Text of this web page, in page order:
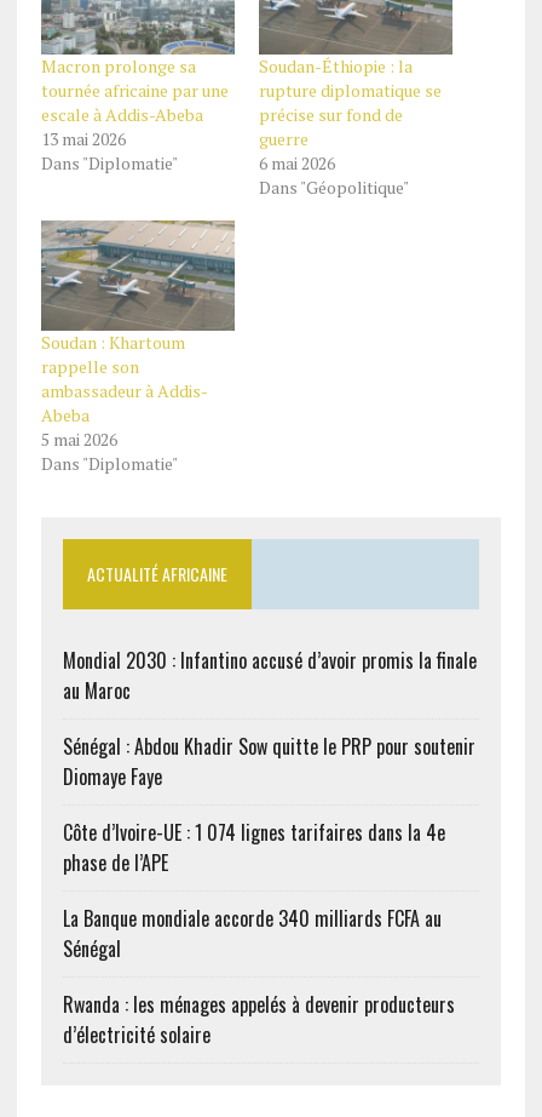
Macron prolonge sa
tournée africaine par une
escale à Addis-Abeba
13 mai 2026
Dans "Diplomatie"
Soudan-Éthiopie : la
rupture diplomatique se
précise sur fond de
guerre
6 mai 2026
Dans "Géopolitique"
Soudan : Khartoum
rappelle son
ambassadeur à Addis-
Abeba
5 mai 2026
Dans "Diplomatie"
ACTUALITÉ AFRICAINE
Mondial 2030 : Infantino accusé d’avoir promis la finale
au Maroc
Sénégal : Abdou Khadir Sow quitte le PRP pour soutenir
Diomaye Faye
Côte d’Ivoire-UE : 1 074 lignes tarifaires dans la 4e
phase de l’APE
La Banque mondiale accorde 340 milliards FCFA au
Sénégal
Rwanda : les ménages appelés à devenir producteurs
d’électricité solaire